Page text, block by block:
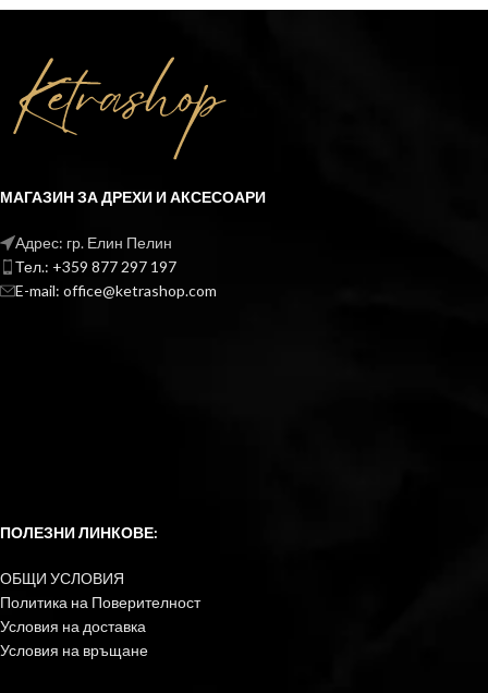
МАГАЗИН ЗА ДРЕХИ И АКСЕСОАРИ
Адрес: гр. Елин Пелин
Тел.: +359 877 297 197
E-mail: office@ketrashop.com
ПОЛЕЗНИ ЛИНКОВЕ:
ОБЩИ УСЛОВИЯ
Политика на Поверителност
Условия на доставка
Условия на връщане